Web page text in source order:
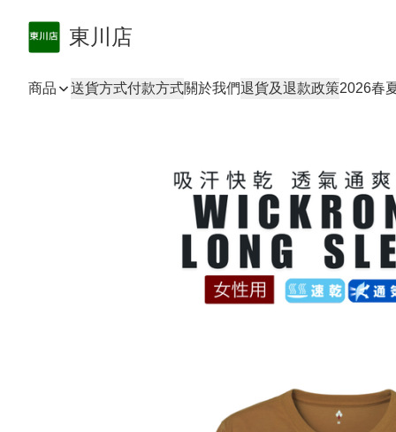
東川店
商品 送貨方式付款方式關於我們退貨及退款政策2026春